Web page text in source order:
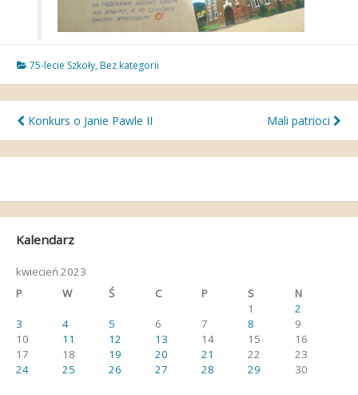
75-lecie Szkoły, Bez kategorii
Nawigacja
wpisu
Konkurs o Janie Pawle II Mali patrioci
Kalendarz
kwiecień 2023
P
W Ś C P S
N
1
2
3
4 5 6 7 8
9
10
11 12 13 14 15
16
17
18 19 20 21 22
23
24
25 26 27 28 29 30